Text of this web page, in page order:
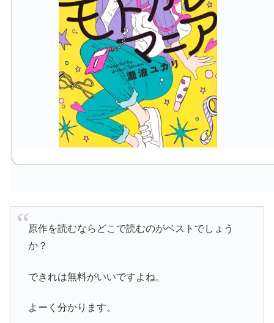
原作を読むならどこで読むのがベストでしょう
か？
できれは無料がいいですよね。
よーく分かります。